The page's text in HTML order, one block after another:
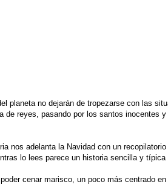
planeta no dejarán de tropezarse con las
reyes, pasando por los santos inocentes
nos adelanta la Navidad con un
lo lees parece un historia sencilla y
cenar marisco, un poco más centrado